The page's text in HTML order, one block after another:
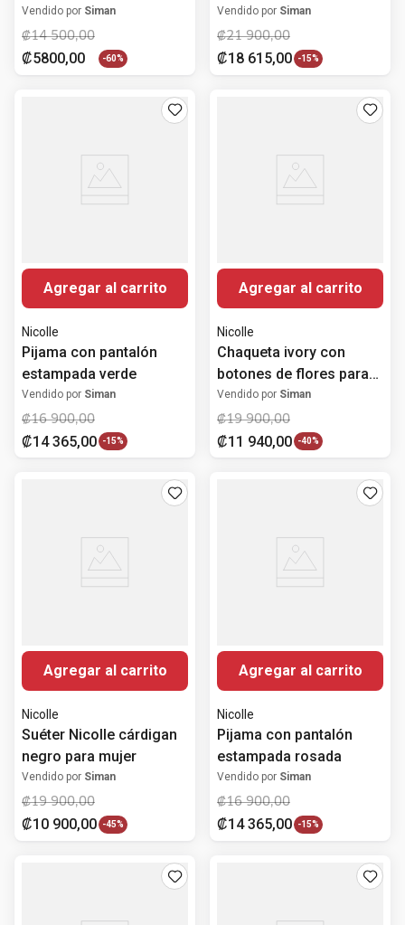
mujer
Vendido por Siman
₡14 500,00
₡5800,00 -60%
Vendido por Siman
₡21 900,00
₡18 615,00 -15%
Agregar al carrito
Nicolle
Pijama con pantalón
estampada verde
Vendido por Siman
₡16 900,00
₡14 365,00 -15%
Agregar al carrito
Nicolle
Chaqueta ivory con
botones de flores para
mujer
Vendido por Siman
₡19 900,00
₡11 940,00 -40%
Agregar al carrito
Nicolle
Suéter Nicolle cárdigan
negro para mujer
Vendido por Siman
₡19 900,00
₡10 900,00 -45%
Agregar al carrito
Nicolle
Pijama con pantalón
estampada rosada
Vendido por Siman
₡16 900,00
₡14 365,00 -15%